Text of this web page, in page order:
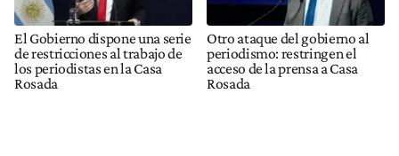
El Gobierno dispone una serie
de restricciones al trabajo de
los periodistas en la Casa
Rosada
Otro ataque del gobierno al
periodismo: restringen el
acceso de la prensa a Casa
Rosada